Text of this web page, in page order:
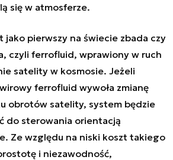
się w atmosferze.
jako pierwszy na świecie zbada czy
czyli ferrofluid, wprawiony w ruch
satelity w kosmosie. Jeżeli
ferrofluid wywoła zmianę
obrotów satelity, system będzie
do sterowania orientacją
Ze względu na niski koszt takiego
i niezawodność,